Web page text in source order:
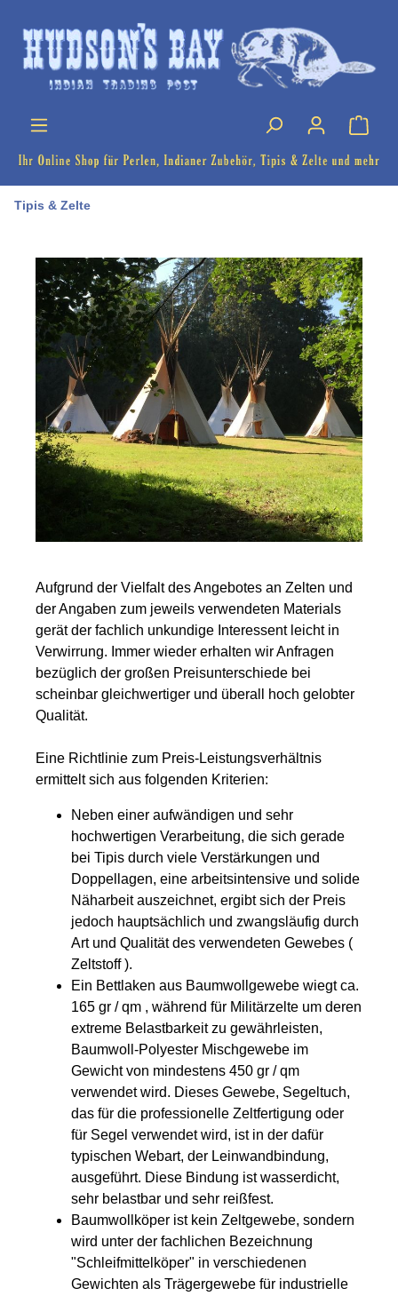
Tipis & Zelte
Aufgrund der Vielfalt des Angebotes an Zelten und
der Angaben zum jeweils verwendeten Materials
gerät der fachlich unkundige Interessent leicht in
Verwirrung. Immer wieder erhalten wir Anfragen
bezüglich der großen Preisunterschiede bei
scheinbar gleichwertiger und überall hoch gelobter
Qualität.
Eine Richtlinie zum Preis-Leistungsverhältnis
ermittelt sich aus folgenden Kriterien:
Neben einer aufwändigen und sehr
hochwertigen Verarbeitung, die sich gerade
bei Tipis durch viele Verstärkungen und
Doppellagen, eine arbeitsintensive und solide
Näharbeit auszeichnet, ergibt sich der Preis
jedoch hauptsächlich und zwangsläufig durch
Art und Qualität des verwendeten Gewebes (
Zeltstoff ).
Ein Bettlaken aus Baumwollgewebe wiegt ca.
165 gr / qm , während für Militärzelte um deren
extreme Belastbarkeit zu gewährleisten,
Baumwoll-Polyester Mischgewebe im
Gewicht von mindestens 450 gr / qm
verwendet wird. Dieses Gewebe, Segeltuch,
das für die professionelle Zeltfertigung oder
für Segel verwendet wird, ist in der dafür
typischen Webart, der Leinwandbindung,
ausgeführt. Diese Bindung ist wasserdicht,
sehr belastbar und sehr reißfest.
Baumwollköper ist kein Zeltgewebe, sondern
wird unter der fachlichen Bezeichnung
"Schleifmittelköper" in verschiedenen
Gewichten als Trägergewebe für industrielle